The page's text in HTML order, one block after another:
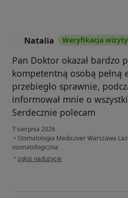
Natalia Weryfikacja wizyty
Pan Doktor okazał bardzo
kompetentną osobą pełną
przebiegło sprawnie,
informował mnie o
Serdecznie polecam
7 sierpnia 2026
• Stomatologia Medicover Warszawa
stomatologiczna
• w opinii użytkownika Natalia
zgłoś nadużycie